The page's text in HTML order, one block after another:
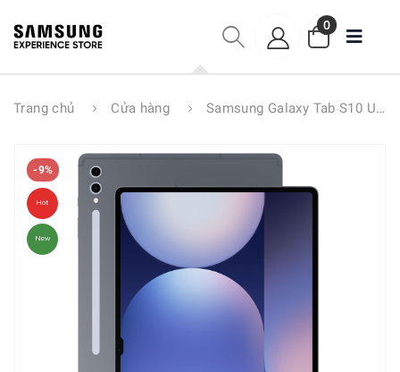
0
Trang chủ Cửa hàng Samsung Galaxy Tab S10 Ultra 5G 16GB/1TB
-9%
Hot
New